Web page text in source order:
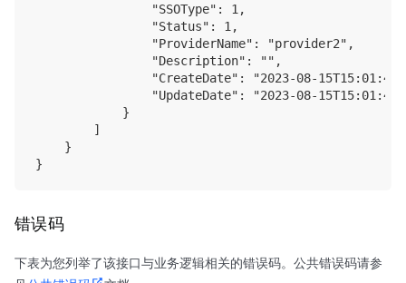
                "SSOType": 1,
                "Status": 1,
                "ProviderName": "provider2",
                "Description": "",
"CreateDate": "2023-08-
"UpdateDate": "2023-08-
            }
        ]
    }
错误码
下表为您列举了该接口与业务逻辑相关的错误码。公共错误码请参